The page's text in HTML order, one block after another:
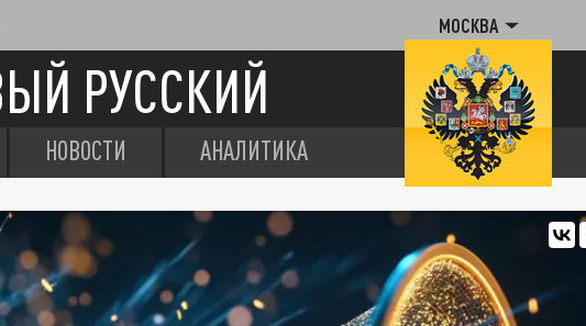
МОСКВА
РУССКИЙ
НОВОСТИ АНАЛИТИКА